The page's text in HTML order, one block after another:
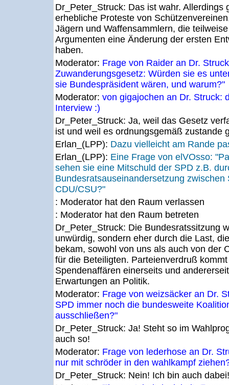
Dr_Peter_Struck: Das ist wahr. Allerdings
erhebliche Proteste von
Jägern und Waffensammlern, die
Argumenten eine Änderung der ersten
haben.
Moderator: Frage von Raider an Dr.
Zuwanderungsgesetz: Würden sie es
sie Bundespräsident wären, und warum?"
Moderator: von gigajochen an Dr. Struck:
Interview :)
Dr_Peter_Struck: Ja, weil das Gesetz
ist und weil es ordnungsgemäß zustande
Erlan_(LPP): Dazu vielleicht am Rande
Erlan_(LPP): Eine Frage von elVOsso:
sehen sie eine Mitschuld der SPD z.B.
Bundesratsauseinandersetzung zwischen
CDU/CSU?"
: Moderator hat den Raum verlassen
: Moderator hat den Raum betreten
Dr_Peter_Struck: Die Bundesratssitzung
unwürdig, sondern eher durch die Last,
bekam, sowohl von uns als auch von der
für die Beteiligten. Parteienverdruß
Spendenaffären einerseits und
Erwartungen an Politik.
Moderator: Frage von weizsäcker an Dr.
SPD immer noch die bundesweite
ausschließen?"
Dr_Peter_Struck: Ja! Steht so im
auch so!
Moderator: Frage von lederhose an Dr.
nur mit schröder in den wahlkampf
Dr_Peter_Struck: Nein! Ich bin auch dabei!